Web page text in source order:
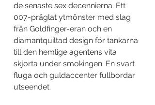
de senaste sex decennierna. Ett
007-präglat ytmönster med slag
från Goldfinger-eran och en
diamantquiltad design för tankarna
till den hemlige agentens vita
skjorta under smokingen. En svart
fluga och guldaccenter fullbordar
utseendet.